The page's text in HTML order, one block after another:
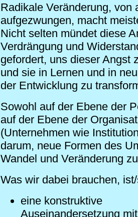
Radikale Veränderung, von
aufgezwungen, macht
Nicht selten mündet diese
Verdrängung und
gefordert, uns dieser Angst
und sie in Lernen und in
der Entwicklung zu
Sowohl auf der Ebene der
auf der Ebene der
(Unternehmen wie
darum, neue Formen des
Wandel und Veränderung
Was wir dabei brauchen,
eine konstruktive
Auseinandersetzung